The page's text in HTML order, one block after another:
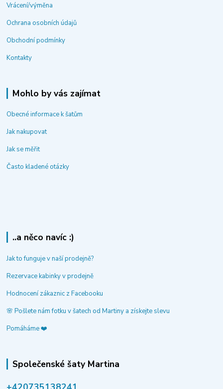
Vrácení/výměna
Ochrana osobních údajů
Obchodní podmínky
Kontakty
Mohlo by vás zajímat
Obecné informace k šatům
Jak nakupovat
Jak se měřit
Často kladené otázky
..a něco navíc :)
Jak to funguje v naší prodejně?
Rezervace kabinky v prodejně
Hodnocení zákaznic z Facebooku
🌸 Pošlete nám fotku v šatech od Martiny a získejte slevu
Pomáháme ❤️
Společenské šaty Martina